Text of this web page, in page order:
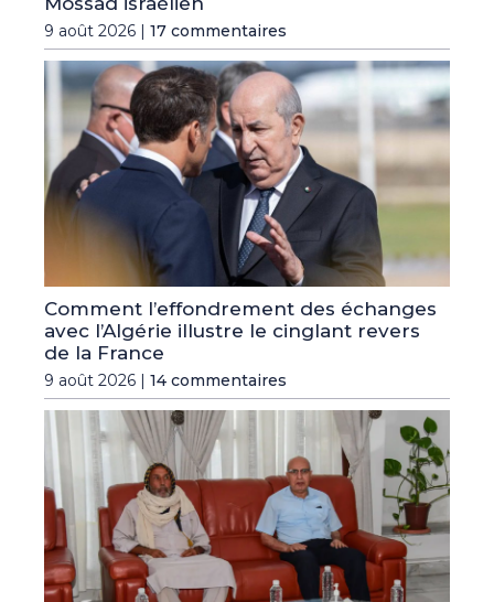
9 août 2026 | 17 commentaires
Comment l’effondrement des échanges
avec l’Algérie illustre le cinglant revers
de la France
9 août 2026 | 14 commentaires